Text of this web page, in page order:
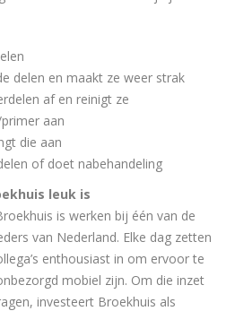
delen en maakt ze weer strak
af en reinigt ze
aan
die aan
of doet nabehandeling
leuk is
is werken bij één van de
van Nederland. Elke dag zetten
enthousiast in om ervoor te
mobiel zijn. Om die inzet
investeert Broekhuis als